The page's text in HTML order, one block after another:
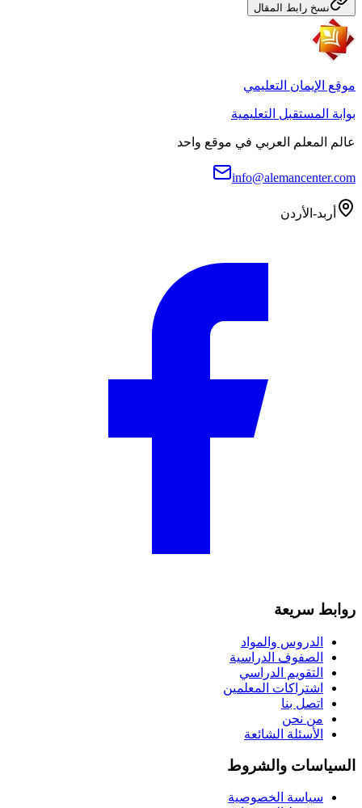
نسخ رابط المقال
موقع الإيمان التعليمي
بوابة المستقبل التعليمية
عالم المعلم العربي في موقع واحد
info@alemancenter.com
أربد-الأردن
روابط سريعة
الدروس والمواد
الصفوف الدراسية
التقويم الدراسي
اشتراكات المعلمين
اتصل بنا
من نحن
الأسئلة الشائعة
السياسات والشروط
سياسة الخصوصية